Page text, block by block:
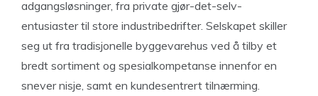
adgangsløsninger, fra private gjør-det-selv-
entusiaster til store industribedrifter. Selskapet skiller
seg ut fra tradisjonelle byggevarehus ved å tilby et
bredt sortiment og spesialkompetanse innenfor en
snever nisje, samt en kundesentrert tilnærming.